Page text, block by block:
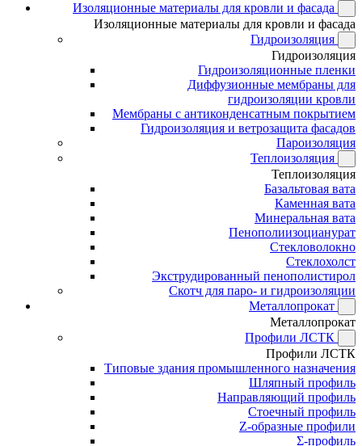
Изоляционные материалы для кровли и фасада
Изоляционные материалы для кровли и фасада
Гидроизоляция
Гидроизоляция
Гидроизоляционные пленки
Диффузионные мембраны для
гидроизоляции кровли
Мембраны с антиконденсатным покрытием
Гидроизоляция и ветрозащита фасадов
Пароизоляция
Теплоизоляция
Теплоизоляция
Базальтовая вата
Каменная вата
Минеральная вата
Пенополиизоцианурат
Стекловолокно
Стеклохолст
Экструдированный пенополистирол
Скотч для паро- и гидроизоляции
Металлопрокат
Металлопрокат
Профили ЛСТК
Профили ЛСТК
Типовые здания промышленного назначения
Шляпный профиль
Направляющий профиль
Стоечный профиль
Z-образные профили
Σ-профиль